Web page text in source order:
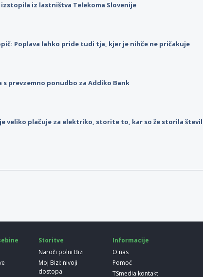
izstopila iz lastništva Telekoma Slovenije
Poplava lahko pride tudi tja, kjer je nihče ne pričakuje
s prevzemno ponudbo za Addiko Bank
veliko plačuje za elektriko, storite to, kar so že storila
Storitve
Naroči polni Bizi
Moj Bizi: nivoji
dostopa
Informacije
O nas
Pomoč
TSmedia kontakt